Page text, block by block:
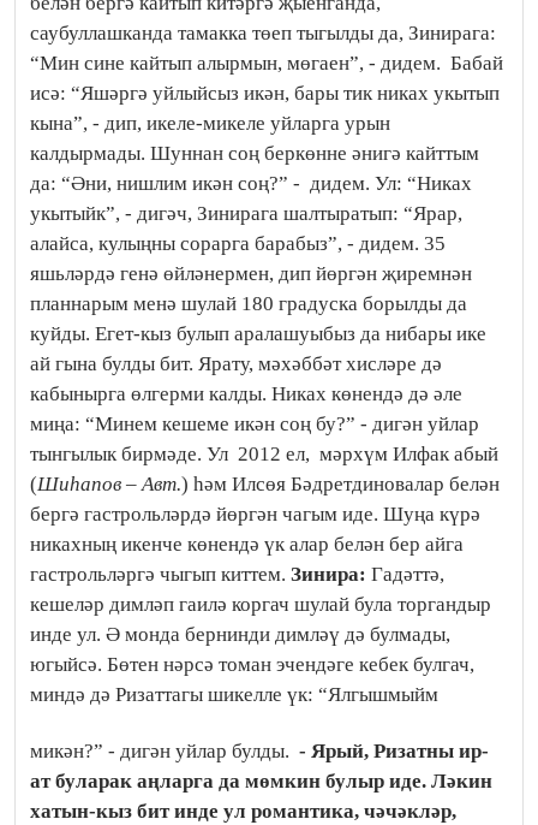
саубуллашканда тамакка төеп тыгылды да, Зинирага:
“Мин сине кайтып алырмын, мөгаен”, - дидем. Бабай
исә: “Яшәргә уйлыйсыз икән, бары тик никах укытып
кына”, - дип, икеле-микеле уйларга урын
калдырмады. Шуннан соң беркөнне әнигә кайттым
да: “Әни, нишлим икән соң?” - дидем. Ул: “Никах
укытыйк”, - дигәч, Зинирага шалтыратып: “Ярар,
алайса, кулыңны сорарга барабыз”, - дидем. 35
яшьләрдә генә өйләнермен, дип йөргән җиремнән
планнарым менә шулай 180 градуска борылды да
куйды. Егет-кыз булып аралашуыбыз да нибары ике
ай гына булды бит. Ярату, мәхәббәт хисләре дә
кабынырга өлгерми калды. Никах көнендә дә әле
миңа: “Минем кешеме икән соң бу?” - дигән уйлар
тынгылык бирмәде. Ул 2012 ел, мәрхүм Илфак абый
(Шиһапов – Авт.) һәм Илсөя Бәдретдиновалар белән
бергә гастрольләрдә йөргән чагым иде. Шуңа күрә
никахның икенче көнендә үк алар белән бер айга
гастрольләргә чыгып киттем. Зинира: Гадәттә,
кешеләр димләп гаилә коргач шулай була торгандыр
инде ул. Ә монда бернинди димләү дә булмады,
югыйсә. Бөтен нәрсә томан эчендәге кебек булгач,
миндә дә Ризаттагы шикелле үк: “Ялгышмыйм
микән?” - дигән уйлар булды. - Ярый, Ризатны ир-
ат буларак аңларга да мөмкин булыр иде. Ләкин
хатын-кыз бит инде ул романтика, чәчәкләр,